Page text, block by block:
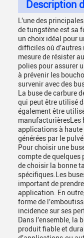
Description
L'une des
de tungstène est sa
un choix idéal pour
difficiles où d'autres
mesure de résister
polies pour assurer
à prévenir les
survenir avec des
La buse de carbure
qui peut être utilisé
également être
manufacturièresLes
applications à haute
générées par le
Pour choisir une
compte de
de choisir la bonne
spécifiques.Les
important de
application. En
forme de
incidence sur ses
Dans l'ensemble, la
produit fiable et